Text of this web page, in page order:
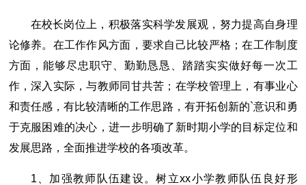
在校长岗位上，积极落实科学发展观，努力提高自身理
论修养。在工作作风方面，要求自己比较严格；在工作制度
方面，能够尽忠职守、勤勤恳恳、踏踏实实做好每一次工
作，深入实际，与教师同甘共苦；在学校管理上，有事业心
和责任感，有比较清晰的工作思路，有开拓创新的`意识和勇
于克服困难的决心，进一步明确了新时期小学的目标定位和
发展思路，全面推进学校的各项改革。
1、加强教师队伍建设。树立xx小学教师队伍良好形